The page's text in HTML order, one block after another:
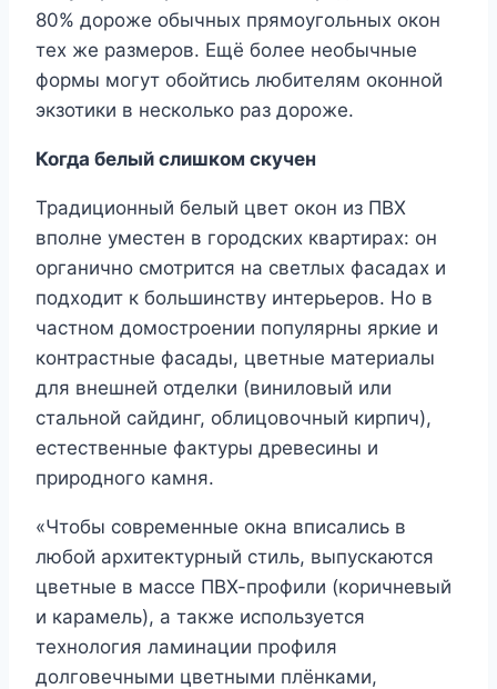
80% дороже обычных прямоугольных окон
тех же размеров. Ещё более необычные
формы могут обойтись любителям оконной
экзотики в несколько раз дороже.
Когда белый слишком скучен
Традиционный белый цвет окон из ПВХ
вполне уместен в городских квартирах: он
органично смотрится на светлых фасадах и
подходит к большинству интерьеров. Но в
частном домостроении популярны яркие и
контрастные фасады, цветные материалы
для внешней отделки (виниловый или
стальной сайдинг, облицовочный кирпич),
естественные фактуры древесины и
природного камня.
«Чтобы современные окна вписались в
любой архитектурный стиль, выпускаются
цветные в массе ПВХ-профили (коричневый
и карамель), а также используется
технология ламинации профиля
долговечными цветными плёнками,